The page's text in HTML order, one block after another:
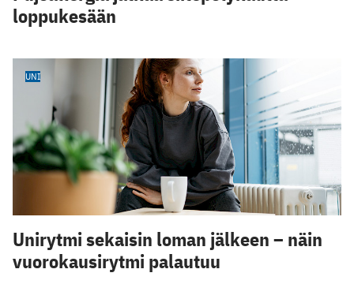
loppukesään
UNI
Unirytmi sekaisin loman jälkeen – näin
vuorokausirytmi palautuu